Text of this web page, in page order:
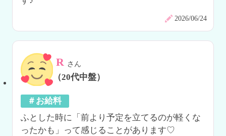
2026/06/24
R さん
（20代中盤）
＃お給料
ふとした時に「前より予定を立てるのが軽くな
ったかも」って感じることがあります♡